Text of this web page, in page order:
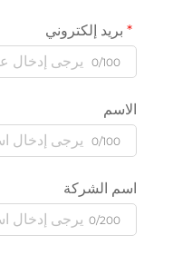
بريد إلكتروني
0/100
الاسم
0/100
اسم الشركة
0/200